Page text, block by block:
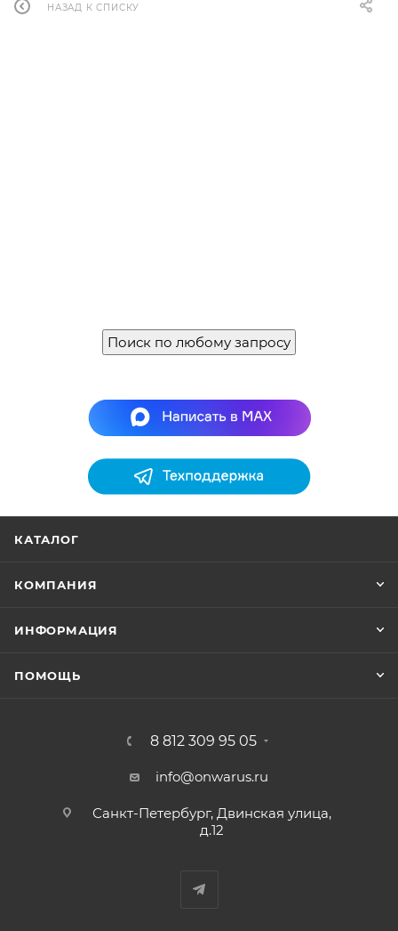
НАЗАД К СПИСКУ
Поиск по любому запросу
КАТАЛОГ
КОМПАНИЯ
ИНФОРМАЦИЯ
ПОМОЩЬ
8 812 309 95 05
info@onwarus.ru
Санкт-Петербург, Двинская улица,
д.12